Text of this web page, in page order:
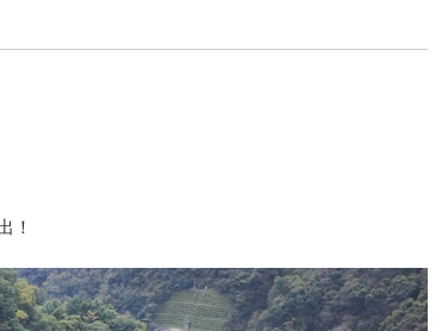
！